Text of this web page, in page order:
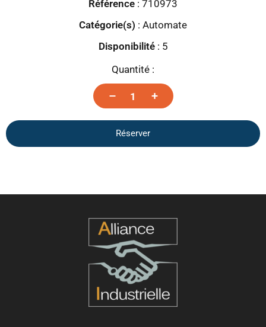
Référence : 710973
Catégorie(s) : Automate
Disponibilité: 5
Quantité :
– +
Réserver